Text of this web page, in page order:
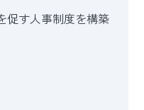
促す人事制度を構築